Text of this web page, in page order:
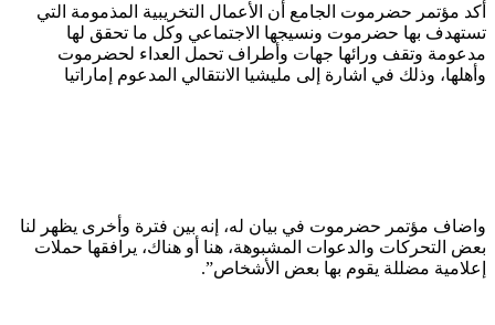
أكد مؤتمر حضرموت الجامع أن الأعمال التخريبية المذمومة التي
تستهدف بها حضرموت ونسيجها الاجتماعي وكل ما تحقق لها
مدعومة وتقف ورائها جهات وأطراف تحمل العداء لحضرموت
وأهلها، وذلك في اشارة إلى مليشيا الانتقالي المدعوم إماراتيا
واضاف مؤتمر حضرموت في بيان له، إنه بين فترة وأخرى يظهر لنا
بعض التحركات والدعوات المشبوهة، هنا أو هناك، يرافقها حملات
إعلامية مضللة يقوم بها بعض الأشخاص”.